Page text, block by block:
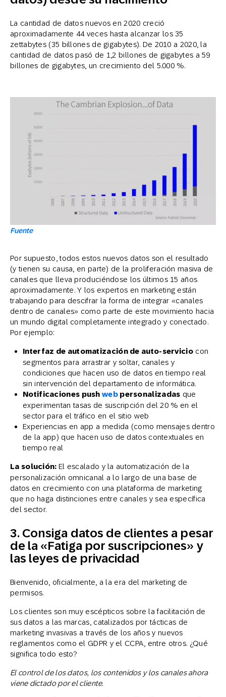
La cantidad de datos nuevos en 2020 creció
aproximadamente 44 veces hasta alcanzar los 35
zettabytes (35 billones de gigabytes). De 2010 a 2020, la
cantidad de datos pasó de 1,2 billones de gigabytes a 59
billones de gigabytes, un crecimiento del 5.000 %.
Fuente
Por supuesto, todos estos nuevos datos son el resultado
(y tienen su causa, en parte) de la proliferación masiva de
canales que lleva produciéndose los últimos 15 años
aproximadamente. Y los expertos en marketing están
trabajando para descifrar la forma de integrar «canales
dentro de canales» como parte de este movimiento hacia
un mundo digital completamente integrado y conectado.
Por ejemplo:
Interfaz de automatización de auto-serviciocon
segmentos para arrastrar y soltar, canales y
condiciones que hacen uso de datos en tiempo real
sin intervención del departamento de informática.
Notificaciones pushwebpersonalizadas que
experimentan tasas de suscripción del 20 % en el
sector para el tráfico en el sitio web
Experiencias en app a medida (como mensajes dentro
de la app) que hacen uso de datos contextuales en
tiempo real
La solución: El escalado y la automatización de la
personalización omnicanal a lo largo de una base de
datos en crecimiento con una plataforma de marketing
que no haga distinciones entre canales y sea específica
del sector.
3. Consiga datos de clientes a pesar
de la «Fatiga por suscripciones» y
las leyes de privacidad
Bienvenido, oficialmente, a la era del marketing de
permisos.
Los clientes son muy escépticos sobre la facilitación de
sus datos a las marcas, catalizados por tácticas de
marketing invasivas a través de los años y nuevos
reglamentos como el GDPR y el CCPA, entre otros. ¿Qué
significa todo esto?
El control de los datos, los contenidos y los canales ahora
viene dictado por el cliente.